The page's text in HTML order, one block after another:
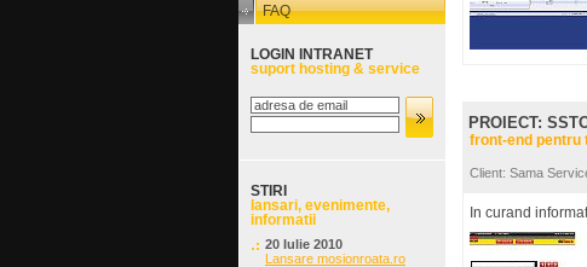
FAQ
LOGIN INTRANET
suport hosting & service
STIRI
lansari, evenimente,
informatii
20 Iulie 2010
Lansare mosionroata.ro
PROIECT:
front-end pentru
Client: Sama
In curand